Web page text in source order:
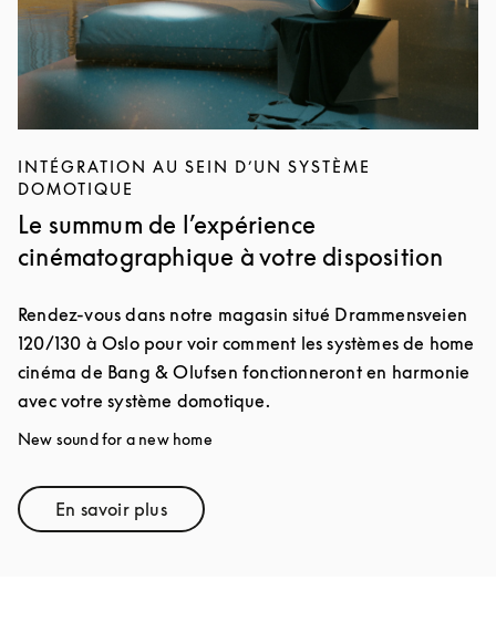
INTÉGRATION AU SEIN D’UN SYSTÈME
DOMOTIQUE
Le summum de l’expérience
cinématographique à votre disposition
Rendez-vous dans notre magasin situé Drammensveien
120/130 à Oslo pour voir comment les systèmes de home
cinéma de Bang & Olufsen fonctionneront en harmonie
avec votre système domotique.
New sound for a new home
En savoir plusLink Opens in New Tab